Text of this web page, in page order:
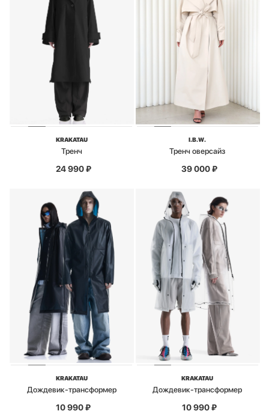
KRAKATAU
Тренч
24 990₽
I.B.W.
Тренч оверсайз
39 000₽
KRAKATAU
Дождевик-трансформер
10 990₽
KRAKATAU
Дождевик-трансформер
10 990₽